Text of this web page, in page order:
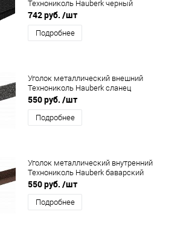
Технониколь Hauberk черный
742 руб. /шт
Подробнее
Уголок металлический внешний
Технониколь Hauberk сланец
550 руб. /шт
Подробнее
Уголок металлический внутренний
Технониколь Hauberk баварский
550 руб. /шт
Подробнее